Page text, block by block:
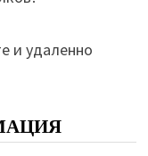
и удаленно